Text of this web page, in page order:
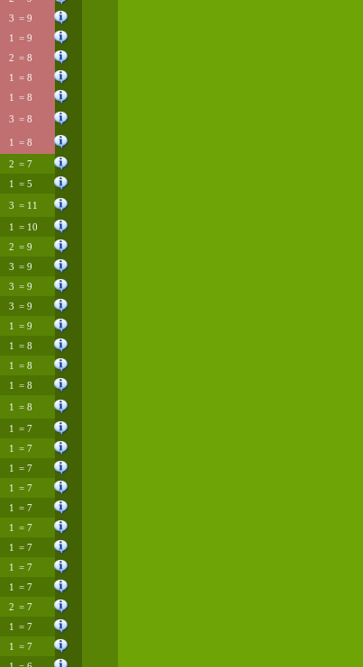
3 = 9
1 = 9
2 = 8
1 = 8
1 = 8
3 = 8
1 = 8
2 = 7
1 = 5
3 = 11
1 = 10
2 = 9
3 = 9
3 = 9
3 = 9
1 = 9
1 = 8
1 = 8
1 = 8
1 = 8
1 = 7
1 = 7
1 = 7
1 = 7
1 = 7
1 = 7
1 = 7
1 = 7
1 = 7
2 = 7
1 = 7
1 = 7